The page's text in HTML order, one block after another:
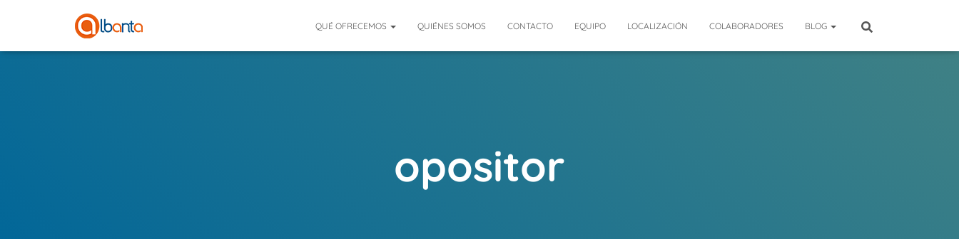
QUÉ OFRECEMOS QUIÉNES SOMOS CONTACTO EQUIPO LOCALIZACIÓN COLABORADORES BLOG
opositor